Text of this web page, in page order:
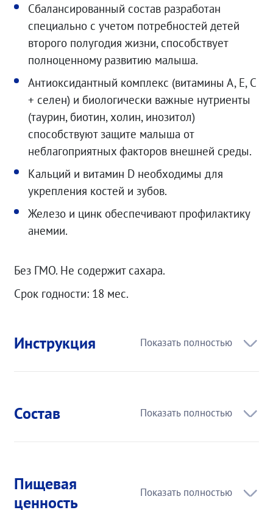
Сбалансированный состав разработан
специально с учетом потребностей детей
второго полугодия жизни, способствует
полноценному развитию малыша.
Антиоксидантный комплекс (витамины А, Е, С
+ селен) и биологически важные нутриенты
(таурин, биотин, холин, инозитол)
способствуют защите малыша от
неблагоприятных факторов внешней среды.
Кальций и витамин D необходимы для
укрепления костей и зубов.
Железо и цинк обеспечивают профилактику
анемии.
Без ГМО. Не содержит сахара.
Срок годности: 18 мес.
Инструкция
Состав
Пищевая
ценность